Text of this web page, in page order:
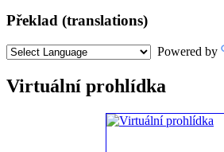
Překlad (translations)
Powered by
Virtuální prohlídka